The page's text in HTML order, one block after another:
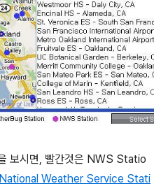
보시면, 빨간것은 NWS Statio
National Weather Service Stati